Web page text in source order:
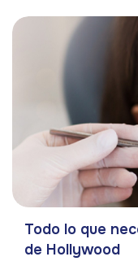
Todo lo que
de Hollywood